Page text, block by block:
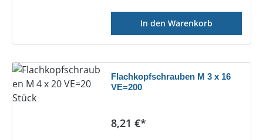
In den Warenkorb
Flachkopfschrauben M 3 x 16
VE=200
Regulärer Preis:
8,21 €*